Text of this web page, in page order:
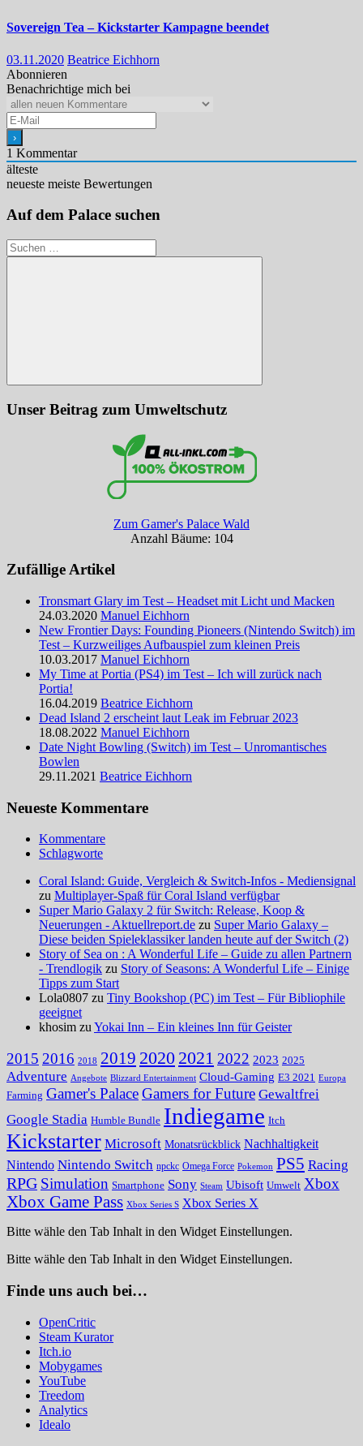
Sovereign Tea – Kickstarter Kampagne beendet
03.11.2020 Beatrice Eichhorn
Abonnieren
Benachrichtige mich bei
1 Kommentar
älteste
neueste meiste Bewertungen
Auf dem Palace suchen
Suchen
nach:
Suchen
Unser Beitrag zum Umweltschutz
Zum Gamer's Palace Wald
Anzahl Bäume: 104
Zufällige Artikel
Tronsmart Glary im Test – Headset mit Licht und Macken
24.03.2020 Manuel Eichhorn
New Frontier Days: Founding Pioneers (Nintendo Switch) im
Test – Kurzweiliges Aufbauspiel zum kleinen Preis
10.03.2017 Manuel Eichhorn
My Time at Portia (PS4) im Test – Ich will zurück nach
Portia!
16.04.2019 Beatrice Eichhorn
Dead Island 2 erscheint laut Leak im Februar 2023
18.08.2022 Manuel Eichhorn
Date Night Bowling (Switch) im Test – Unromantisches
Bowlen
29.11.2021 Beatrice Eichhorn
Neueste Kommentare
Kommentare
Schlagworte
Coral Island: Guide, Vergleich & Switch-Infos - Mediensignal
zu Multiplayer-Spaß für Coral Island verfügbar
Super Mario Galaxy 2 für Switch: Release, Koop &
Neuerungen - Aktuellreport.de zu Super Mario Galaxy –
Diese beiden Spieleklassiker landen heute auf der Switch (2)
Story of Sea on : A Wonderful Life – Guide zu allen Partnern
- Trendlogik zu Story of Seasons: A Wonderful Life – Einige
Tipps zum Start
Lola0807 zu Tiny Bookshop (PC) im Test – Für Bibliophile
geeignet
khosim zuYokai Inn – Ein kleines Inn für Geister
2015 2016 2018 2019 2020 2021 2022 2023 2025
Adventure Angebote Blizzard Entertainment Cloud-Gaming E3 2021 Europa
Farming Gamer's PalaceGamers for Future Gewaltfrei
Google Stadia Humble Bundle Indiegame Itch
Kickstarter Microsoft Monatsrückblick Nachhaltigkeit
Nintendo Nintendo Switch npckc Omega Force Pokemon PS5 Racing
RPG Simulation Smartphone Sony Steam Ubisoft Umwelt Xbox
Xbox Game Pass Xbox Series S Xbox Series X
Bitte wähle den Tab Inhalt in den Widget Einstellungen.
Bitte wähle den Tab Inhalt in den Widget Einstellungen.
Finde uns auch bei…
OpenCritic
Steam Kurator
Itch.io
Mobygames
YouTube
Treedom
Analytics
Idealo